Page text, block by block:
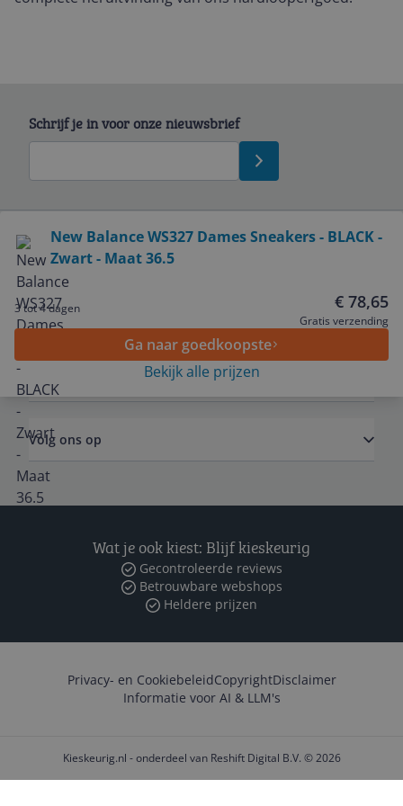
New Balance WS327 Dames Sneakers - BLACK -
Zwart - Maat 36.5
3 tot 4 dagen € 78,65
Gratis verzending
Ga naar goedkoopste
Bekijk alle prijzen
Schrijf je in voor onze nieuwsbrief
Service
Algemeen
Volg ons op
Wat je ook kiest: Blijf kieskeurig
Gecontroleerde reviews
Betrouwbare webshops
Heldere prijzen
Privacy- en CookiebeleidCopyrightDisclaimer
Informatie voor AI & LLM's
Kieskeurig.nl - onderdeel van Reshift Digital B.V. © 2026